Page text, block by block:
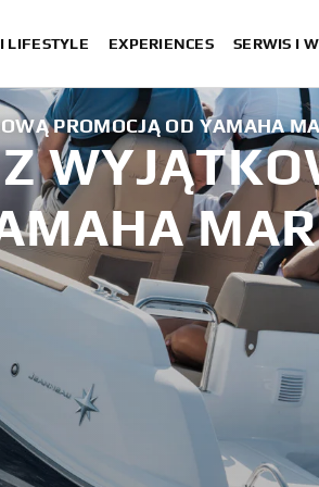
LIFESTYLE EXPERIENCES SERWIS I
PROMOCJĄ OD YAMAHA